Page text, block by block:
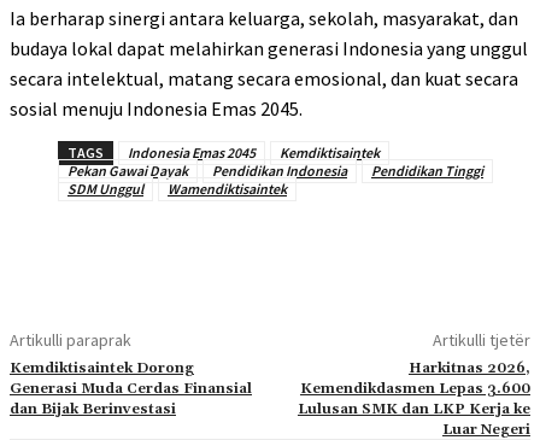
Ia berharap sinergi antara keluarga, sekolah, masyarakat, dan
budaya lokal dapat melahirkan generasi Indonesia yang unggul
secara intelektual, matang secara emosional, dan kuat secara
sosial menuju Indonesia Emas 2045.
TAGS Indonesia Emas 2045
Kemdiktisaintek
Pekan Gawai Dayak
Pendidikan Indonesia
Pendidikan Tinggi
SDM Unggul
Wamendiktisaintek
Artikulli paraprak
Kemdiktisaintek Dorong
Generasi Muda Cerdas Finansial
dan Bijak Berinvestasi
Artikulli tjetër
Harkitnas 2026,
Kemendikdasmen Lepas 3.600
Lulusan SMK dan LKP Kerja ke
Luar Negeri